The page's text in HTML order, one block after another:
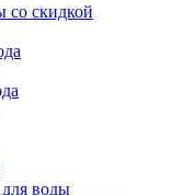
со скидкой
воды